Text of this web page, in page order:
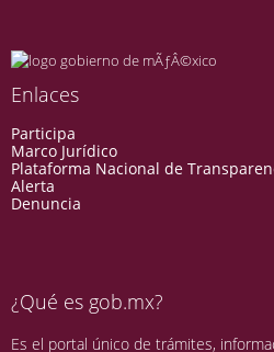
Enlaces
Participa
Marco Jurídico
Plataforma Nacional de
Alerta
Denuncia
¿Qué es gob.mx?
Es el portal único de trámites,